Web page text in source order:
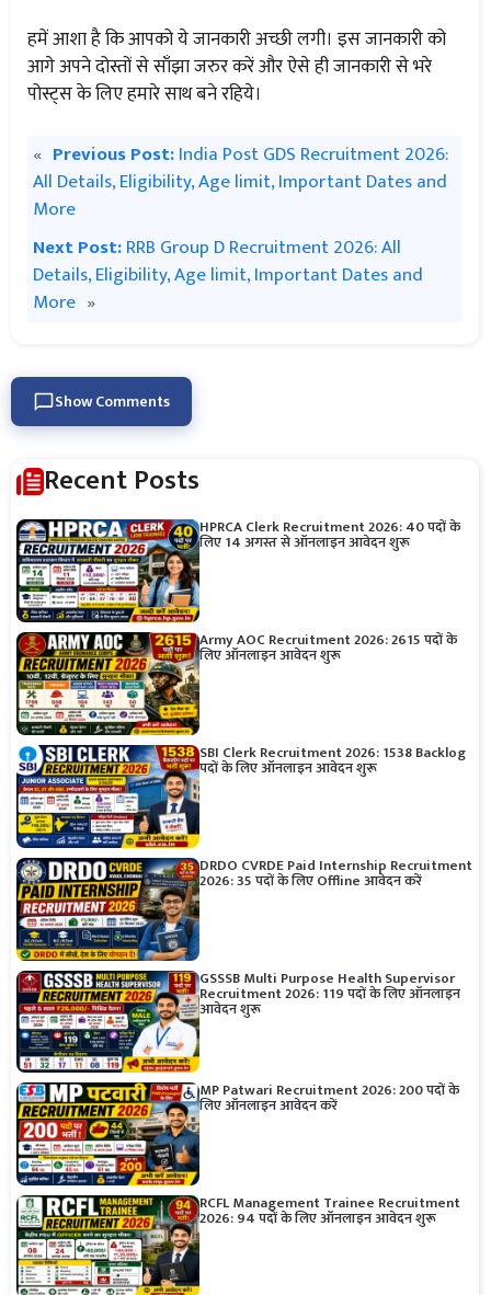
हमें आशा है कि आपको ये जानकारी अच्छी लगी। इस जानकारी को
आगे अपने दोस्तों से साँझा जरुर करें और ऐसे ही जानकारी से भरे
पोस्ट्स के लिए हमारे साथ बने रहिये।
« Previous Post:India Post GDS Recruitment 2026:
All Details, Eligibility, Age limit, Important Dates and
More
Next Post:RRB Group D Recruitment 2026: All
Details, Eligibility, Age limit, Important Dates and
More »
Show Comments
Recent Posts
HPRCA Clerk Recruitment 2026: 40 पदों के
लिए 14 अगस्त से ऑनलाइन आवेदन शुरू
Army AOC Recruitment 2026: 2615 पदों के
लिए ऑनलाइन आवेदन शुरू
SBI Clerk Recruitment 2026: 1538 Backlog
पदों के लिए ऑनलाइन आवेदन शुरू
DRDO CVRDE Paid Internship Recruitment
2026: 35 पदों के लिए Offline आवेदन करें
GSSSB Multi Purpose Health Supervisor
Recruitment 2026: 119 पदों के लिए ऑनलाइन
आवेदन शुरू
MP Patwari Recruitment 2026: 200 पदों के
लिए ऑनलाइन आवेदन करें
RCFL Management Trainee Recruitment
2026: 94 पदों के लिए ऑनलाइन आवेदन शुरू